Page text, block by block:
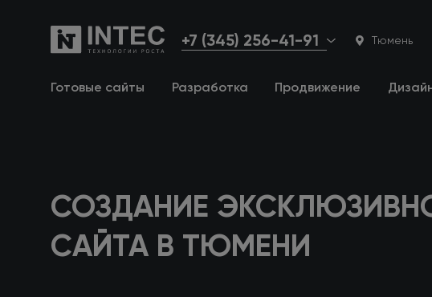
+7 (345) 256-41-91 Тюмень
Готовые сайты Разработка Продвижение
СОЗДАНИЕ
САЙТА В ТЮМЕНИ